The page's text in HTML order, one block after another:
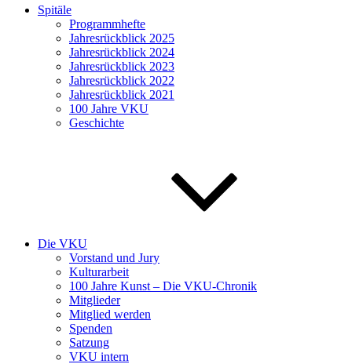
Spitäle
Programmhefte
Jahresrückblick 2025
Jahresrückblick 2024
Jahresrückblick 2023
Jahresrückblick 2022
Jahresrückblick 2021
100 Jahre VKU
Geschichte
Die VKU
Vorstand und Jury
Kulturarbeit
100 Jahre Kunst – Die VKU-Chronik
Mitglieder
Mitglied werden
Spenden
Satzung
VKU intern